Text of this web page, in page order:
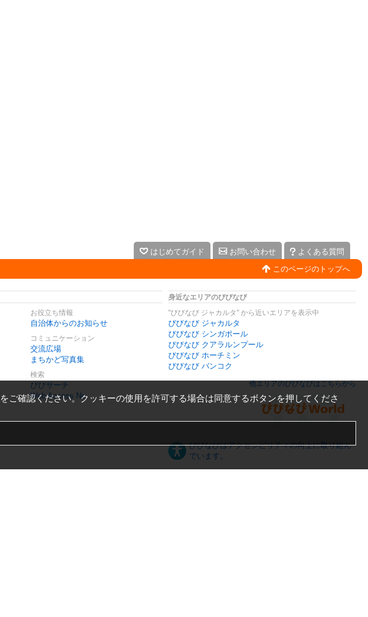
はじめてガイド お問い合わせ
よくある質問
このページのトップへ
お役立ち情報
自治体からのお知らせ
コミュニケーション
交流広場
まちかど写真集
検索
びびサーチ
Web Access No.
身近なエリアのびびなび
"びびなび ジャカルタ" から近いエリアを表示中
びびなび ジャカルタ
びびなび シンガポール
びびなび クアラルンプール
びびなび ホーチミン
びびなび バンコク
他エリアのびびなびはこちらから
びびなびはアクセシビリティの向上に取り組ん
でいます。
をご確認ください。クッキーの使用を許可する場合は同意するボタンを押してくださ